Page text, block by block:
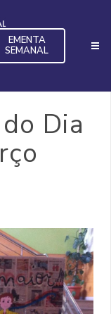
EMENTA
SEMANAL
Dia